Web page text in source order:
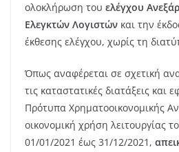
ολοκλήρωση του ελέγχου
Ελεγκτών Λογιστών και την
έκθεσης ελέγχου, χωρίς τη
Όπως αναφέρεται σε σχετική
τις καταστατικές διατάξεις και
Πρότυπα Χρηματοοικονομικής
οικονομική χρήση λειτουργίας
01/01/2021 έως 31/12/2021,